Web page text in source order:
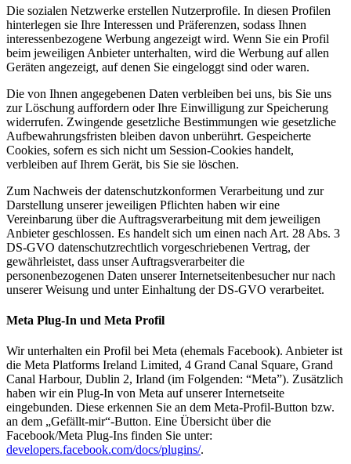
Die sozialen Netzwerke erstellen Nutzerprofile. In diesen Profilen
hinterlegen sie Ihre Interessen und Präferenzen, sodass Ihnen
interessenbezogene Werbung angezeigt wird. Wenn Sie ein Profil
beim jeweiligen Anbieter unterhalten, wird die Werbung auf allen
Geräten angezeigt, auf denen Sie eingeloggt sind oder waren.
Die von Ihnen angegebenen Daten verbleiben bei uns, bis Sie uns
zur Löschung auffordern oder Ihre Einwilligung zur Speicherung
widerrufen. Zwingende gesetzliche Bestimmungen wie gesetzliche
Aufbewahrungsfristen bleiben davon unberührt. Gespeicherte
Cookies, sofern es sich nicht um Session-Cookies handelt,
verbleiben auf Ihrem Gerät, bis Sie sie löschen.
Zum Nachweis der datenschutzkonformen Verarbeitung und zur
Darstellung unserer jeweiligen Pflichten haben wir eine
Vereinbarung über die Auftragsverarbeitung mit dem jeweiligen
Anbieter geschlossen. Es handelt sich um einen nach Art. 28 Abs. 3
DS-GVO datenschutzrechtlich vorgeschriebenen Vertrag, der
gewährleistet, dass unser Auftragsverarbeiter die
personenbezogenen Daten unserer Internetseitenbesucher nur nach
unserer Weisung und unter Einhaltung der DS-GVO verarbeitet.
Meta Plug-In und Meta Profil
Wir unterhalten ein Profil bei Meta (ehemals Facebook). Anbieter ist
die Meta Platforms Ireland Limited, 4 Grand Canal Square, Grand
Canal Harbour, Dublin 2, Irland (im Folgenden: “Meta”). Zusätzlich
haben wir ein Plug-In von Meta auf unserer Internetseite
eingebunden. Diese erkennen Sie an dem Meta-Profil-Button bzw.
an dem „Gefällt-mir“-Button. Eine Übersicht über die
Facebook/Meta Plug-Ins finden Sie unter:
developers.facebook.com/docs/plugins/.